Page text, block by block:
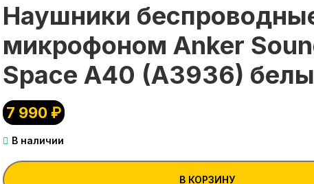
Наушники
микрофоном Anker
Space A40 (A3936)
7 990₽
В наличии
В КОРЗИНУ